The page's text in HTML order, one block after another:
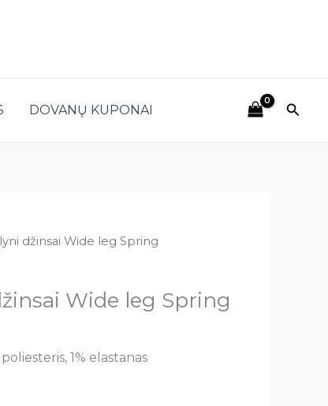
DOVANŲ KUPONAI
džinsai Wide leg Spring
Wide leg Spring
1% elastanas